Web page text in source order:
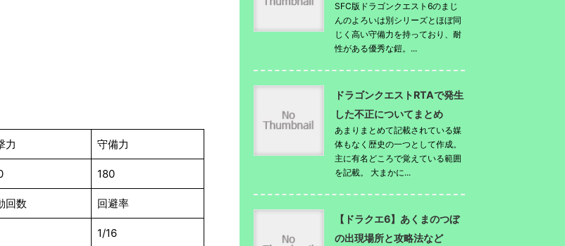
力 守備力
180
回数 回避率
1/16
SFC版ドラゴンクエスト6のまじ
んのよろいは別シリーズとほぼ同
じく高い守備力を持っており、耐
性がある優秀な鎧。...
ドラゴンクエストRTAで発生
した不正についてまとめ
あまりまとめて記載されている媒
体もなく歴史の一つとして作成。
主に有名どころで覚えている範囲
を記載。 大まかに...
【ドラクエ6】あくまのつぼ
の出現場所と攻略法など